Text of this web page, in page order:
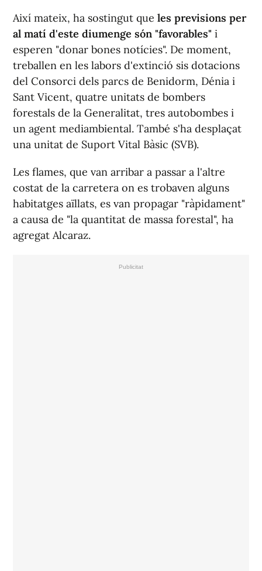
Així mateix, ha sostingut que les previsions per
al matí d'este diumenge són "favorables" i
esperen "donar bones notícies". De moment,
treballen en les labors d'extinció sis dotacions
del Consorci dels parcs de Benidorm, Dénia i
Sant Vicent, quatre unitats de bombers
forestals de la Generalitat, tres autobombes i
un agent mediambiental. També s'ha desplaçat
una unitat de Suport Vital Bàsic (SVB).
Les flames, que van arribar a passar a l'altre
costat de la carretera on es trobaven alguns
habitatges aïllats, es van propagar "ràpidament"
a causa de "la quantitat de massa forestal", ha
agregat Alcaraz.